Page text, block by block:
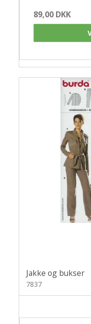
89,00 DKK
Jakke og bukser
7837